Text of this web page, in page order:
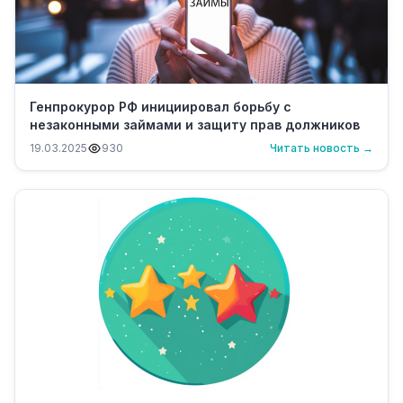
Генпрокурор РФ инициировал борьбу с
незаконными займами и защиту прав должников
19.03.2025 930 Читать новость →